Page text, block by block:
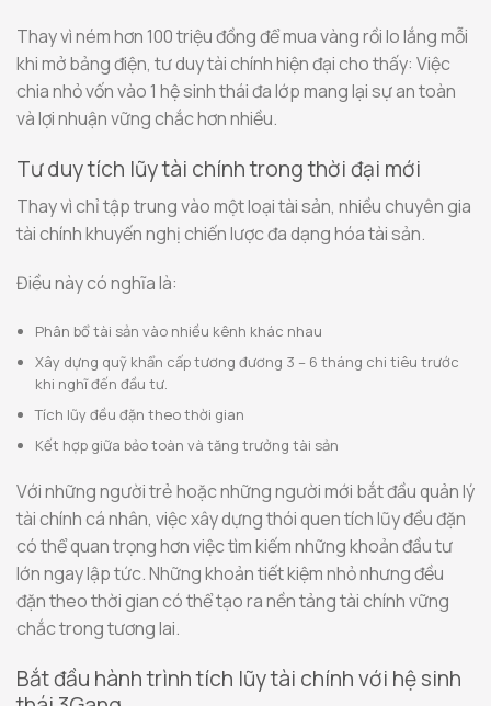
Thay vì ném hơn 100 triệu đồng để mua vàng rồi lo lắng mỗi
khi mở bảng điện, tư duy tài chính hiện đại cho thấy: Việc
chia nhỏ vốn vào 1 hệ sinh thái đa lớp mang lại sự an toàn
và lợi nhuận vững chắc hơn nhiều.
Tư duy tích lũy tài chính trong thời đại mới
Thay vì chỉ tập trung vào một loại tài sản, nhiều chuyên gia
tài chính khuyến nghị chiến lược đa dạng hóa tài sản.
Điều này có nghĩa là:
Phân bổ tài sản vào nhiều kênh khác nhau
Xây dựng quỹ khẩn cấp tương đương 3 – 6 tháng chi tiêu trước
khi nghĩ đến đầu tư.
Tích lũy đều đặn theo thời gian
Kết hợp giữa bảo toàn và tăng trưởng tài sản
Với những người trẻ hoặc những người mới bắt đầu quản lý
tài chính cá nhân, việc xây dựng thói quen tích lũy đều đặn
có thể quan trọng hơn việc tìm kiếm những khoản đầu tư
lớn ngay lập tức. Những khoản tiết kiệm nhỏ nhưng đều
đặn theo thời gian có thể tạo ra nền tảng tài chính vững
chắc trong tương lai.
Bắt đầu hành trình tích lũy tài chính với hệ sinh